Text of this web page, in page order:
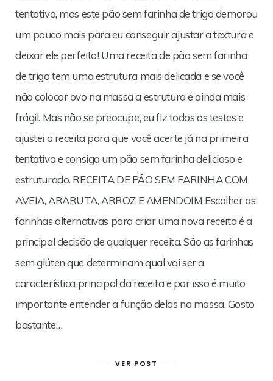
tentativa, mas este pão sem farinha de trigo demorou
um pouco mais para eu conseguir ajustar a textura e
deixar ele perfeito! Uma receita de pão sem farinha
de trigo tem uma estrutura mais delicada e se você
não colocar ovo na massa a estrutura é ainda mais
frágil. Mas não se preocupe, eu fiz todos os testes e
ajustei a receita para que você acerte já na primeira
tentativa e consiga um pão sem farinha delicioso e
estruturado. RECEITA DE PÃO SEM FARINHA COM
AVEIA, ARARUTA, ARROZ E AMENDOIM Escolher as
farinhas alternativas para criar uma nova receita é a
principal decisão de qualquer receita. São as farinhas
sem glúten que determinam qual vai ser a
característica principal da receita e por isso é muito
importante entender a função delas na massa. Gosto
bastante…
VER POST